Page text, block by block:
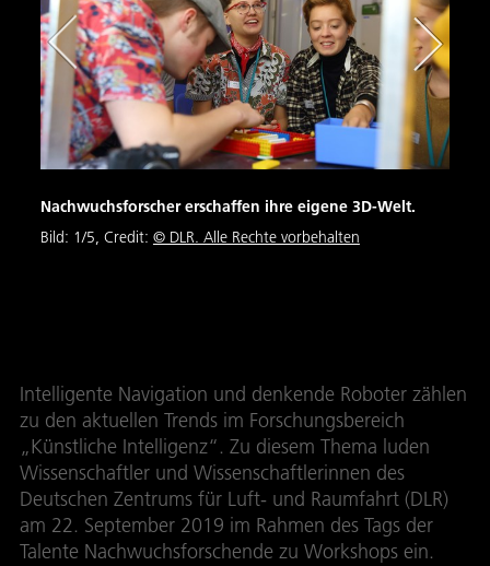
Nachwuchsforscher erschaffen ihre eigene 3D-Welt.
Bild: 1/5, Credit: © DLR. Alle Rechte vorbehalten
Intelligente Navigation und denkende Roboter zählen
zu den aktuellen Trends im Forschungsbereich
„Künstliche Intelligenz“. Zu diesem Thema luden
Wissenschaftler und Wissenschaftlerinnen des
Deutschen Zentrums für Luft- und Raumfahrt (DLR)
am 22. September 2019 im Rahmen des Tags der
Talente Nachwuchsforschende zu Workshops ein.